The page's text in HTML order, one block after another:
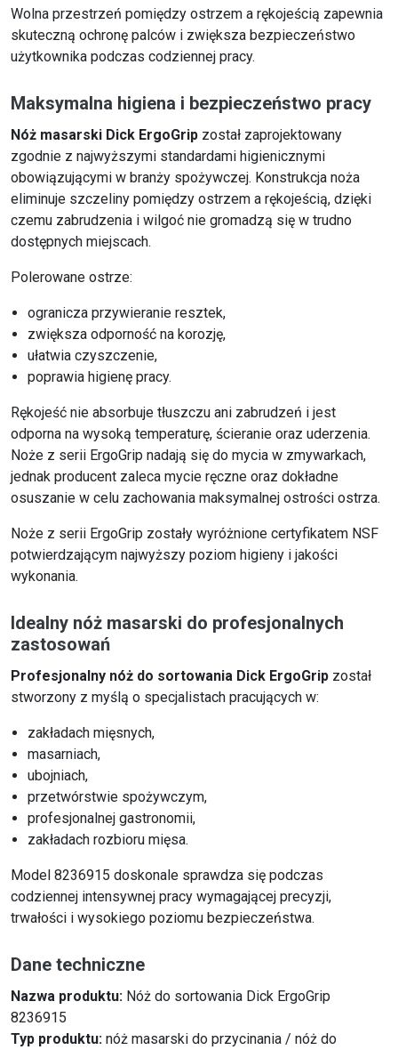
Wolna przestrzeń pomiędzy ostrzem a rękojeścią zapewnia
skuteczną ochronę palców i zwiększa bezpieczeństwo
użytkownika podczas codziennej pracy.
Maksymalna higiena i bezpieczeństwo pracy
Nóż masarski Dick ErgoGrip został zaprojektowany
zgodnie z najwyższymi standardami higienicznymi
obowiązującymi w branży spożywczej. Konstrukcja noża
eliminuje szczeliny pomiędzy ostrzem a rękojeścią, dzięki
czemu zabrudzenia i wilgoć nie gromadzą się w trudno
dostępnych miejscach.
Polerowane ostrze:
ogranicza przywieranie resztek,
zwiększa odporność na korozję,
ułatwia czyszczenie,
poprawia higienę pracy.
Rękojeść nie absorbuje tłuszczu ani zabrudzeń i jest
odporna na wysoką temperaturę, ścieranie oraz uderzenia.
Noże z serii ErgoGrip nadają się do mycia w zmywarkach,
jednak producent zaleca mycie ręczne oraz dokładne
osuszanie w celu zachowania maksymalnej ostrości ostrza.
Noże z serii ErgoGrip zostały wyróżnione certyfikatem NSF
potwierdzającym najwyższy poziom higieny i jakości
wykonania.
Idealny nóż masarski do profesjonalnych
zastosowań
Profesjonalny nóż do sortowania Dick ErgoGrip został
stworzony z myślą o specjalistach pracujących w:
zakładach mięsnych,
masarniach,
ubojniach,
przetwórstwie spożywczym,
profesjonalnej gastronomii,
zakładach rozbioru mięsa.
Model 8236915 doskonale sprawdza się podczas
codziennej intensywnej pracy wymagającej precyzji,
trwałości i wysokiego poziomu bezpieczeństwa.
Dane techniczne
Nazwa produktu: Nóż do sortowania Dick ErgoGrip
8236915
Typ produktu: nóż masarski do przycinania / nóż do